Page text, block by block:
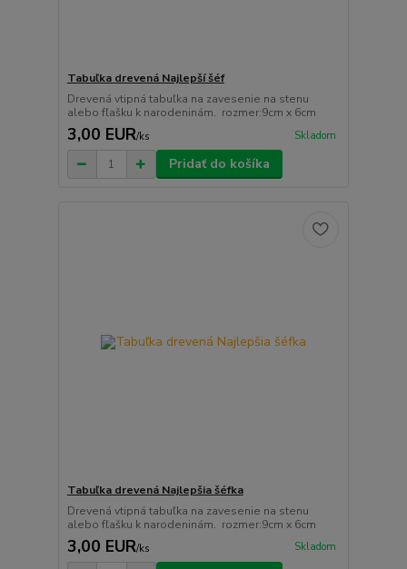
Tabuľka drevená Najlepší šéf
Drevená vtipná tabuľka na zavesenie na stenu
alebo fľašku k narodeninám. rozmer:9cm x 6cm
3,00 EUR/ks Skladom
Pridať do košíka
Tabuľka drevená Najlepšia šéfka
Drevená vtipná tabuľka na zavesenie na stenu
alebo fľašku k narodeninám. rozmer:9cm x 6cm
3,00 EUR/ks Skladom